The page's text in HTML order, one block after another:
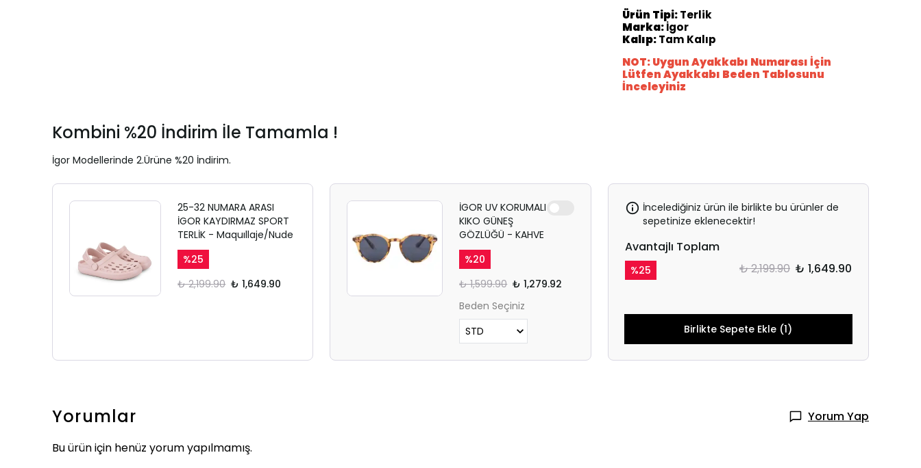
Ürün Tipi:Terlik
Marka:İgor
Kalıp:Tam Kalıp
NOT: Uygun Ayakkabı Numarası İçin
Lütfen Ayakkabı Beden Tablosunu
İnceleyiniz
Kombini %20 İndirim İle Tamamla !
İgor Modellerinde 2.Ürüne %20 İndirim.
25-32 NUMARA ARASI
İGOR KAYDIRMAZ SPORT
TERLİK - Maquıllaje/Nude
%25
₺ 2,199.90 ₺ 1,649.90
İGOR UV KORUMALI
KIKO GÜNEŞ
GÖZLÜĞÜ - KAHVE
%20
₺ 1,599.90 ₺ 1,279.92
Beden Seçiniz
İncelediğiniz ürün ile birlikte bu ürünler de
sepetinize eklenecektir!
Avantajlı Toplam
%25 ₺ 2,199.90 ₺ 1,649.90
Birlikte Sepete Ekle (1)
Yorumlar
Yorum Yap
Bu ürün için henüz yorum yapılmamış.